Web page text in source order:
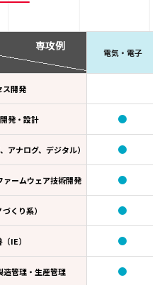
専攻例
電気・電子
ス開発
発・設計
アナログ、デジタル）
ァームウェア技術開発
くり系）
IE）
造管理・生産管理